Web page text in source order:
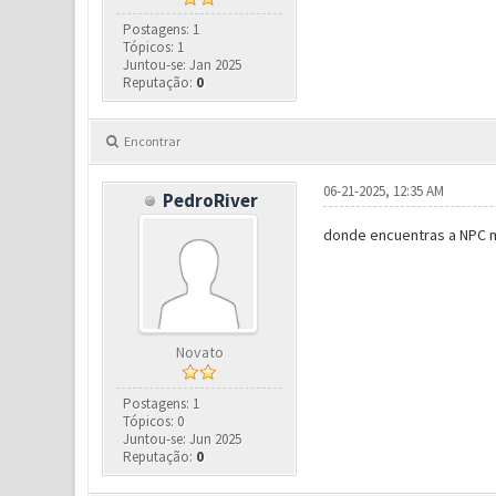
Postagens: 1
Tópicos: 1
Juntou-se: Jan 2025
Reputação: 0
Encontrar
PedroRiver
Novato
Postagens: 1
Tópicos: 0
Juntou-se: Jun 2025
Reputação: 0
06-21-2025, 12:35 AM
donde encuentras a NPC